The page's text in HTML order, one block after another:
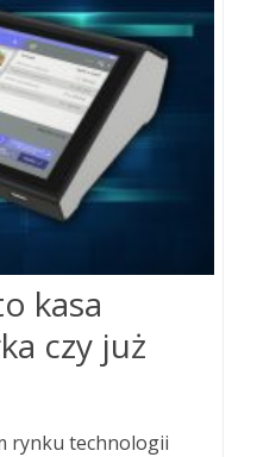
kasa
czy już
rynku technologii